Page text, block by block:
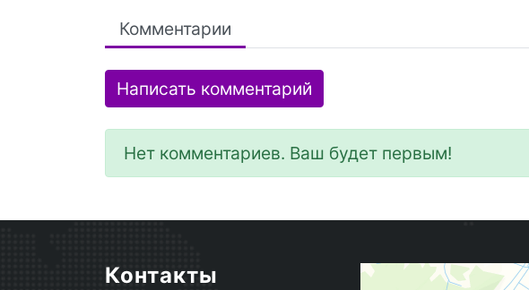
Комментарии
Написать комментарий
Нет комментариев. Ваш будет первым!
Контакты